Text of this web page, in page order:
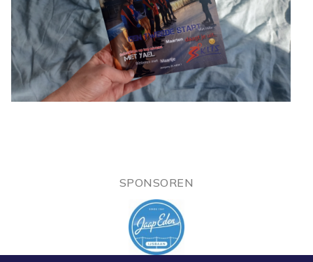
SPONSOREN